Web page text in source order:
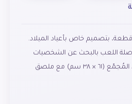
بازل إطار مكون من ٥٤ قطعة، بتصميم خاص بأعياد الميلاد.
داخل البازل . يأتي البازل المُجمّع (٦١ × ٣٨ سم) مع ملصق